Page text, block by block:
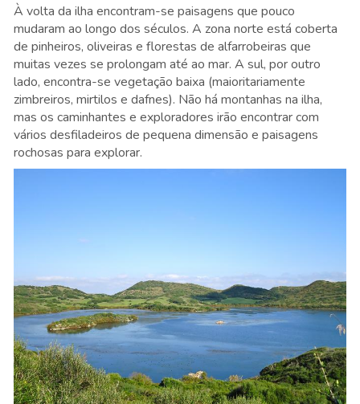
À volta da ilha encontram-se paisagens que pouco
mudaram ao longo dos séculos. A zona norte está coberta
de pinheiros, oliveiras e florestas de alfarrobeiras que
muitas vezes se prolongam até ao mar. A sul, por outro
lado, encontra-se vegetação baixa (maioritariamente
zimbreiros, mirtilos e dafnes). Não há montanhas na ilha,
mas os caminhantes e exploradores irão encontrar com
vários desfiladeiros de pequena dimensão e paisagens
rochosas para explorar.